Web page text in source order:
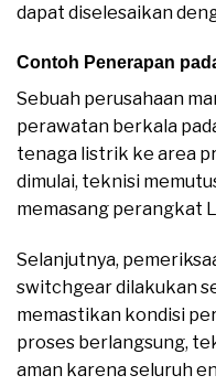
dapat diselesaikan
Contoh Penerapan
Sebuah perusahaan
perawatan berkala
tenaga listrik ke area
dimulai, teknisi
memasang perangkat
Selanjutnya,
switchgear dilakukan
memastikan kondisi
proses berlangsung,
aman karena seluruh